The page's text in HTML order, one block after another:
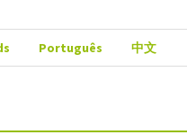
Português 中文